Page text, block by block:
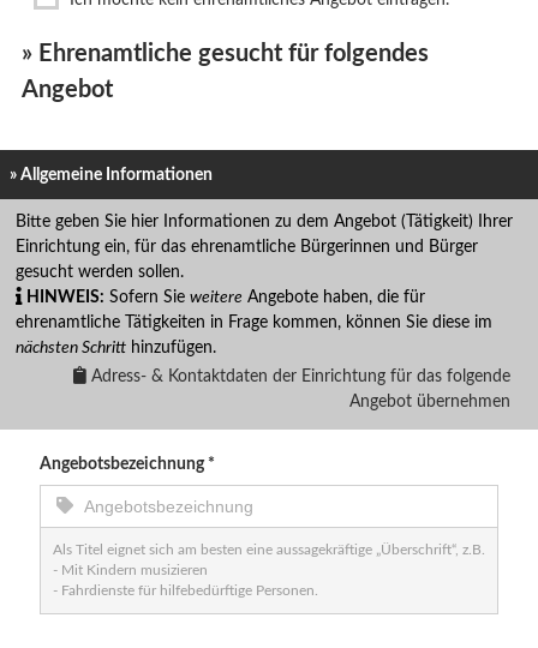
» Ehrenamtliche gesucht für folgendes
Angebot
» Allgemeine Informationen
Bitte geben Sie hier Informationen zu dem Angebot (Tätigkeit) Ihrer
Einrichtung ein, für das ehrenamtliche Bürgerinnen und Bürger
gesucht werden sollen.
HINWEIS: Sofern Sie weitere Angebote haben, die für
ehrenamtliche Tätigkeiten in Frage kommen, können Sie diese im
nächsten Schritt hinzufügen.
Adress- & Kontaktdaten der Einrichtung für das folgende
Angebot übernehmen
Angebotsbezeichnung *
Als Titel eignet sich am besten eine aussagekräftige „Überschrift“, z.B.
- Mit Kindern musizieren
- Fahrdienste für hilfebedürftige Personen.